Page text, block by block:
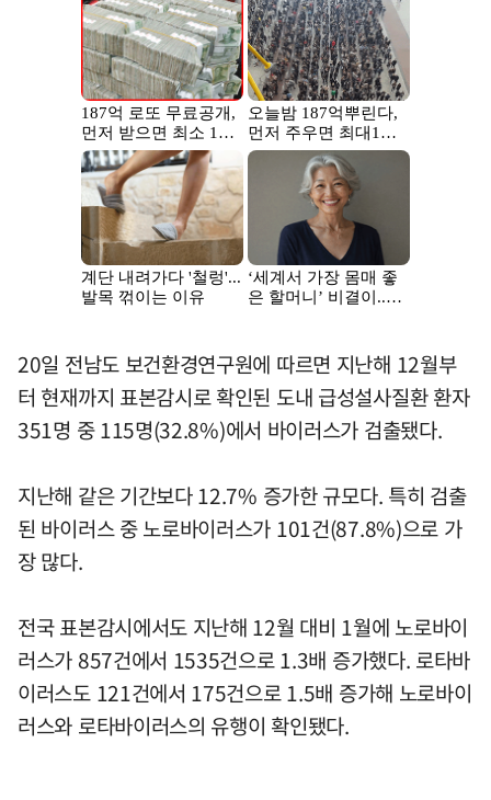
20일 전남도 보건환경연구원에 따르면 지난해 12월부
터 현재까지 표본감시로 확인된 도내 급성설사질환 환자
351명 중 115명(32.8%)에서 바이러스가 검출됐다.
지난해 같은 기간보다 12.7% 증가한 규모다. 특히 검출
된 바이러스 중 노로바이러스가 101건(87.8%)으로 가
장 많다.
전국 표본감시에서도 지난해 12월 대비 1월에 노로바이
러스가 857건에서 1535건으로 1.3배 증가했다. 로타바
이러스도 121건에서 175건으로 1.5배 증가해 노로바이
러스와 로타바이러스의 유행이 확인됐다.